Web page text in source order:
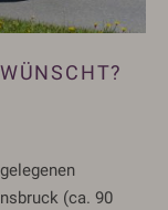
(ca. 90